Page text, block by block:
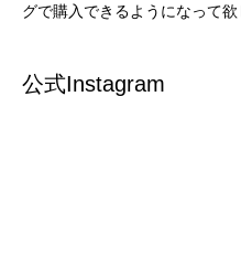
グで購入できるようになって欲
公式Instagram